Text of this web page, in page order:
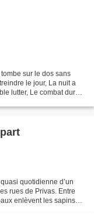
sur le dos sans
le jour, La nuit a
lutter, Le combat dure
quotidienne d’un
rues de Privas. Entre
enlèvent les sapins